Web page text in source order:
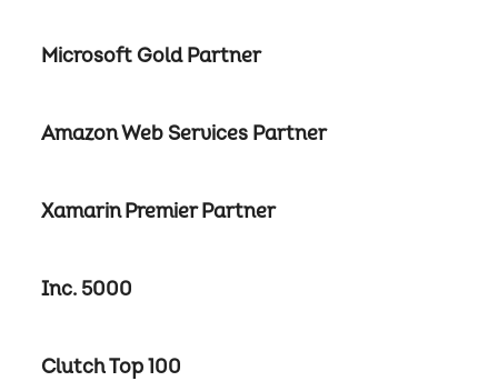
Microsoft Gold Partner
Amazon Web Services Partner
Xamarin Premier Partner
Inc. 5000
Clutch Top 100